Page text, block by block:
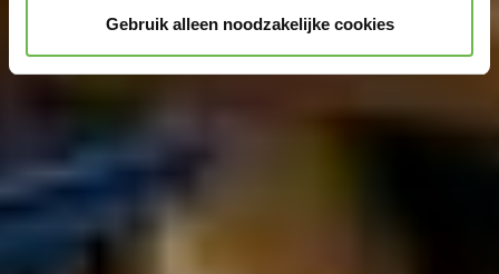
Gebruik alleen noodzakelijke cookies